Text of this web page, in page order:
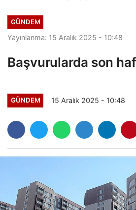
GÜNDEM
Yayınlanma: 15 Aralık 2025 - 10:48
Başvurularda son
GÜNDEM 15 Aralık 2025 - 10:48